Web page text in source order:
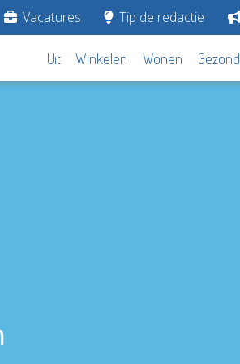
Vacatures Tip de redactie
Uit Winkelen Wonen Gezond